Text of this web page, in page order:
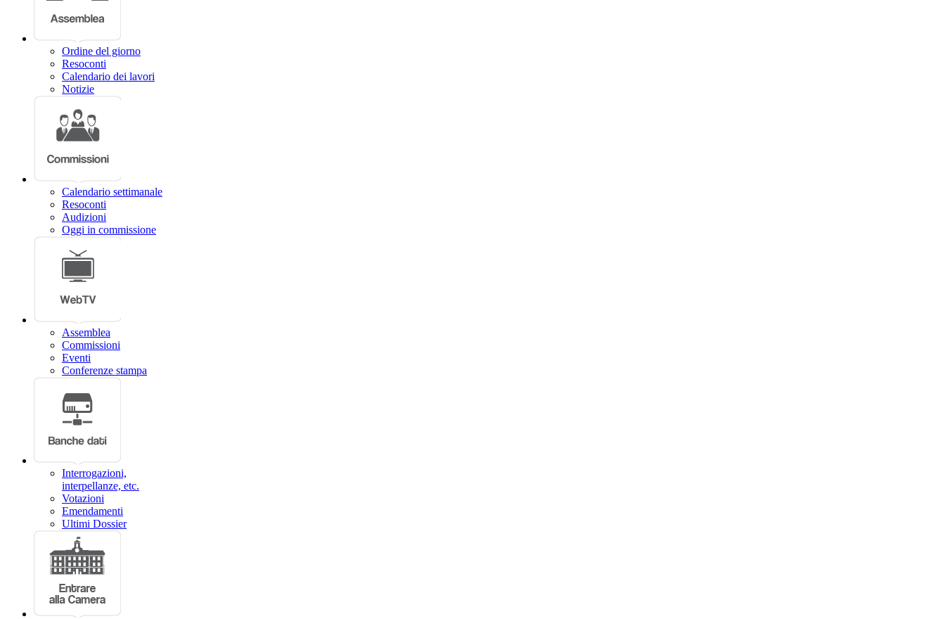
Ordine del giorno
Resoconti
Calendario dei lavori
Notizie
Calendario settimanale
Resoconti
Audizioni
Oggi in commissione
Assemblea
Commissioni
Eventi
Conferenze stampa
Interrogazioni,
interpellanze, etc.
Votazioni
Emendamenti
Ultimi Dossier